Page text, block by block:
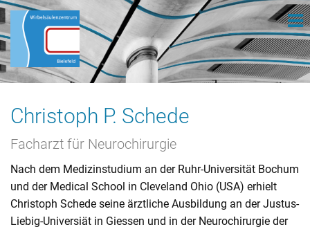
Christoph P. Schede
Facharzt für Neurochirurgie
Nach dem Medizinstudium an der Ruhr-Universität Bochum
und der Medical School in Cleveland Ohio (USA) erhielt
Christoph Schede seine ärztliche Ausbildung an der Justus-
Liebig-Universiät in Giessen und in der Neurochirurgie der